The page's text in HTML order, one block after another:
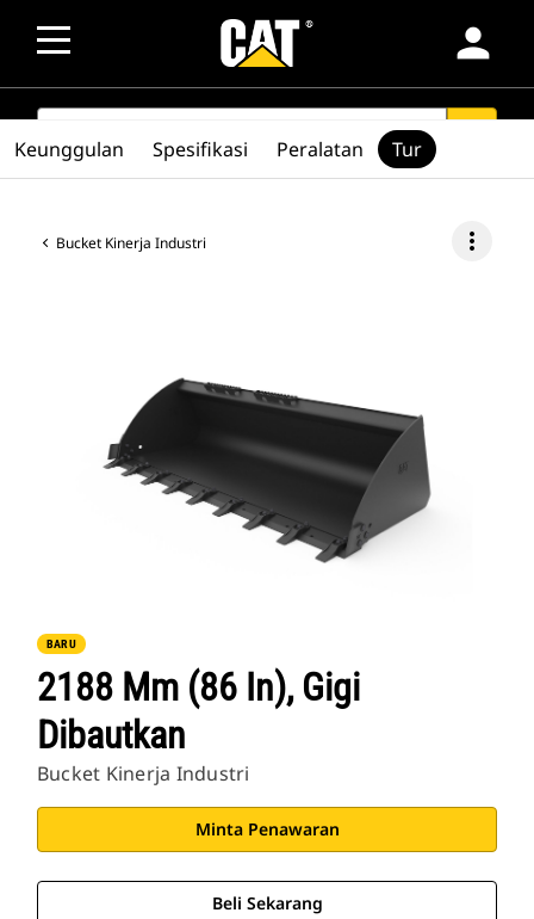
person
SEARCH
Bucket Kinerja Industri more_vert
BARU
2188 Mm (86 In), Gigi
Dibautkan
Bucket Kinerja Industri
Minta Penawaran
Beli Sekarang
Keunggulan Spesifikasi Peralatan Tur